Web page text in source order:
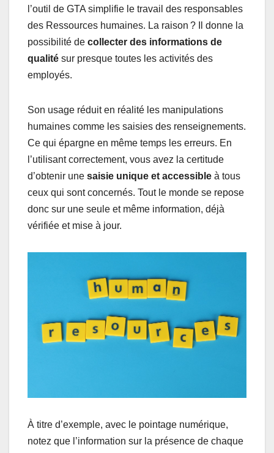
l’outil de GTA simplifie le travail des responsables
des Ressources humaines. La raison ? Il donne la
possibilité de collecter des informations de
qualité sur presque toutes les activités des
employés.
Son usage réduit en réalité les manipulations
humaines comme les saisies des renseignements.
Ce qui épargne en même temps les erreurs. En
l’utilisant correctement, vous avez la certitude
d’obtenir une saisie unique et accessible à tous
ceux qui sont concernés. Tout le monde se repose
donc sur une seule et même information, déjà
vérifiée et mise à jour.
À titre d’exemple, avec le pointage numérique,
notez que l’information sur la présence de chaque